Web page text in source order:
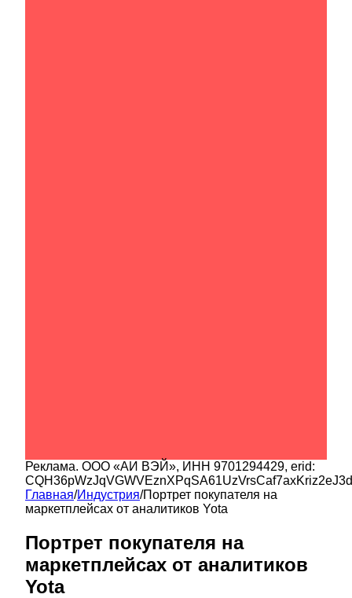
Реклама. ООО «АИ ВЭЙ», ИНН 9701294429, erid:
Главная/Индустрия/Портрет покупателя на
маркетплейсах от аналитиков Yota
Портрет покупателя на
маркетплейсах от аналитиков
Yota